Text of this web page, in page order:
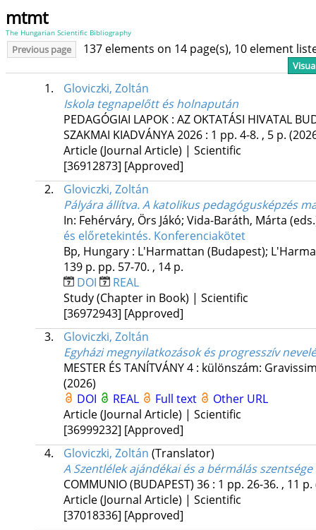
mtmt
The Hungarian Scientific Bibliography
Previous page 137 elements on 14 page(s), 10 element
1.
Gloviczki, Zoltán
Iskola tegnapelőtt és holnapután
PEDAGÓGIAI LAPOK : AZ OKTATÁSI HIVATAL
SZAKMAI KIADVÁNYA2026: 1 pp. 4-8. , 5 p.
Article (Journal Article) | Scientific
[36912873] [Approved]
2.
Gloviczki, Zoltán
Pályára állítva. A katolikus pedagógusképzés
In: Fehérváry, Örs Jákó; Vida-Baráth, Márta
és előretekintés. Konferenciakötet
Bp, Hungary : L'Harmattan (Budapest);
139 p. pp. 57-70. , 14 p.
DOI
REAL
Study (Chapter in Book) | Scientific
[36972943] [Approved]
3.
Gloviczki, Zoltán
Egyházi megnyilatkozások és progresszív
MESTER ÉS TANÍTVÁNY4: különszám:
(2026)
DOI
REAL Full text
Other URL
Article (Journal Article) | Scientific
[36999232] [Approved]
4.
Gloviczki, Zoltán (Translator)
A Szentlélek ajándékai és a bérmálás szentsége
COMMUNIO (BUDAPEST) 36: 1 pp. 26-36. , 11 p.
Article (Journal Article) | Scientific
[37018336] [Approved]